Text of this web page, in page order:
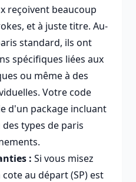
reçoivent beaucoup
et à juste titre. Au-
standard, ils ont
spécifiques liées aux
ou même à des
Votre code
d'un package incluant
types de paris
: Si vous misez
au départ (SP) est